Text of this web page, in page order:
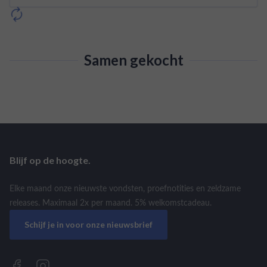
Samen gekocht
Blijf op de hoogte.
Elke maand onze nieuwste vondsten, proefnotities en zeldzame
releases. Maximaal 2x per maand. 5% welkomstcadeau.
Schijf je in voor onze nieuwsbrief